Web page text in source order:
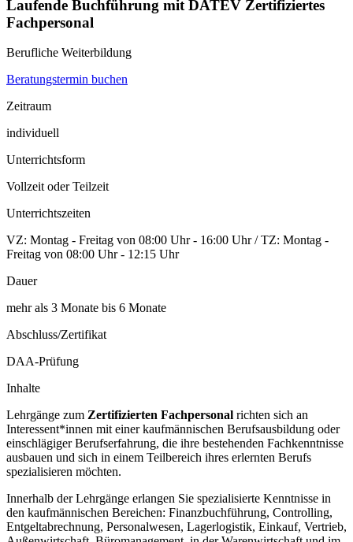
Laufende Buchführung mit DATEV Zertifiziertes
Fachpersonal
Berufliche Weiterbildung
Beratungstermin buchen
Zeitraum
individuell
Unterrichtsform
Vollzeit oder Teilzeit
Unterrichtszeiten
VZ: Montag - Freitag von 08:00 Uhr - 16:00 Uhr / TZ: Montag -
Freitag von 08:00 Uhr - 12:15 Uhr
Dauer
mehr als 3 Monate bis 6 Monate
Abschluss/Zertifikat
DAA-Prüfung
Inhalte
Lehrgänge zum Zertifizierten Fachpersonal richten sich an
Interessent*innen mit einer kaufmännischen Berufsausbildung oder
einschlägiger Berufserfahrung, die ihre bestehenden Fachkenntnisse
ausbauen und sich in einem Teilbereich ihres erlernten Berufs
spezialisieren möchten.
Innerhalb der Lehrgänge erlangen Sie spezialisierte Kenntnisse in
den kaufmännischen Bereichen: Finanzbuchführung, Controlling,
Entgeltabrechnung, Personalwesen, Lagerlogistik, Einkauf, Vertrieb,